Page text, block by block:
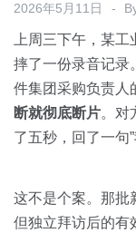
产品集成
下载客户端
企业服务
消费医疗
汽车
开放平台
定价
资源中心
2026年5月11日
上周三下午，某
摔了一份录音记录
件集团采购负责
断就彻底断片。对
了五秒，回了一句
这不是个案。那批
但独立拜访后的有